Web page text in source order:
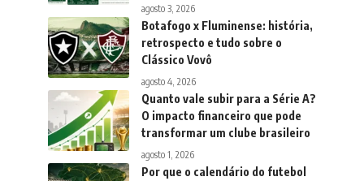
agosto 3, 2026
Botafogo x Fluminense: história,
retrospecto e tudo sobre o
Clássico Vovô
agosto 4, 2026
Quanto vale subir para a Série A?
O impacto financeiro que pode
transformar um clube brasileiro
agosto 1, 2026
Por que o calendário do futebol